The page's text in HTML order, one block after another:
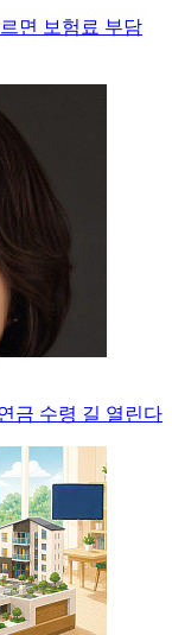
면 보험료 부담
금 수령 길 열린다